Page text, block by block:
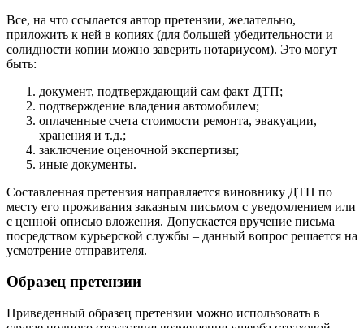
Все, на что ссылается автор претензии, желательно,
приложить к ней в копиях (для большей убедительности и
солидности копии можно заверить нотариусом). Это могут
быть:
документ, подтверждающий сам факт ДТП;
подтверждение владения автомобилем;
оплаченные счета стоимости ремонта, эвакуации,
хранения и т.д.;
заключение оценочной экспертизы;
иные документы.
Составленная претензия направляется виновнику ДТП по
месту его проживания заказным письмом с уведомлением или
с ценной описью вложения. Допускается вручение письма
посредством курьерской службы – данный вопрос решается на
усмотрение отправителя.
Образец претензии
Приведенный образец претензии можно использовать в